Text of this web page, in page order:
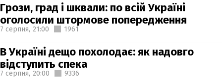
Грози, град і шквали: по всій Україні
оголосили штормове попередження
7 серпня, 21:00 1961
В Україні дещо похолодає: як надовго
відступить спека
7 серпня, 20:00 9336